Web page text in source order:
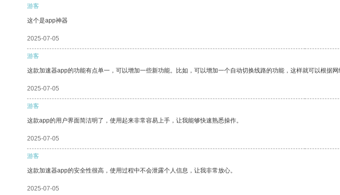
游客
这个是app神器
2025-07-05
游客
这款加速器app的功能有点单一，可以增加一些新功能。比如，可以增加一个自动切换线路的功能，这样就可以根据
2025-07-05
游客
这款app的用户界面简洁明了，使用起来非常容易上手，让我能够快速熟悉操作。
2025-07-05
游客
这款加速器app的安全性很高，使用过程中不会泄露个人信息，让我非常放心。
2025-07-05